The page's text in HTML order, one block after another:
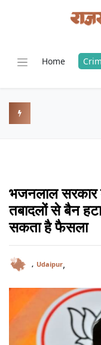
Home
भजनलाल
तबादलों से बैन
सकता है फैसला
, Udaipur,